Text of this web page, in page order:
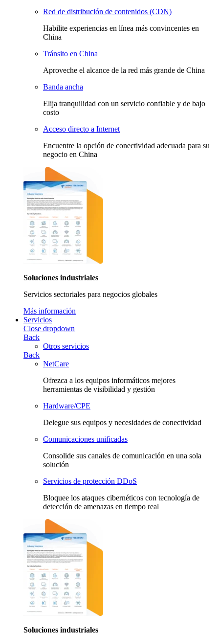
Red de distribución de contenidos (CDN)
Habilite experiencias en línea más convincentes en
China
Tránsito en China
Aproveche el alcance de la red más grande de China
Banda ancha
Elija tranquilidad con un servicio confiable y de bajo
costo
Acceso directo a Internet
Encuentre la opción de conectividad adecuada para su
negocio en China
Soluciones industriales
Servicios sectoriales para negocios globales
Más información
Servicios
Close dropdown
Back
Otros servicios
Back
NetCare
Ofrezca a los equipos informáticos mejores
herramientas de visibilidad y gestión
Hardware/CPE
Delegue sus equipos y necesidades de conectividad
Comunicaciones unificadas
Consolide sus canales de comunicación en una sola
solución
Servicios de protección DDoS
Bloquee los ataques cibernéticos con tecnología de
detección de amenazas en tiempo real
Soluciones industriales